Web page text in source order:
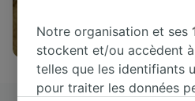
Attractions
Notre organisation et ses
stockent et/ou accèdent
telles que les identifiants
pour traiter les données